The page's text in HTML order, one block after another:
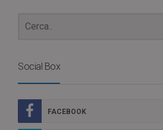
Social Box
FACEBOOK